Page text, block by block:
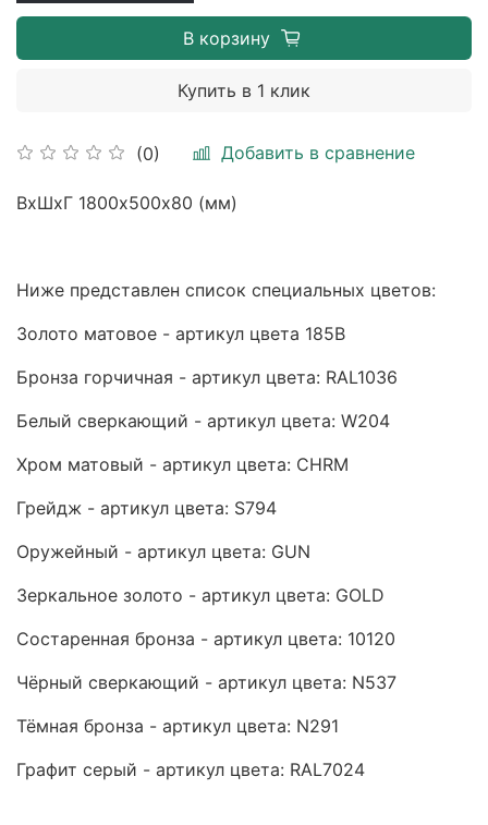
(0) Добавить в сравнение
В корзину
Купить в 1 клик
ВхШхГ 1800х500х80 (мм)
Ниже представлен список специальных цветов:
Золото матовое - артикул цвета 185B
Бронза горчичная - артикул цвета: RAL1036
Белый сверкающий - артикул цвета: W204
Хром матовый - артикул цвета: CHRM
Грейдж - артикул цвета: S794
Оружейный - артикул цвета: GUN
Зеркальное золото - артикул цвета: GOLD
Состаренная бронза - артикул цвета: 10120
Чёрный сверкающий - артикул цвета: N537
Тёмная бронза - артикул цвета: N291
Графит серый - артикул цвета: RAL7024